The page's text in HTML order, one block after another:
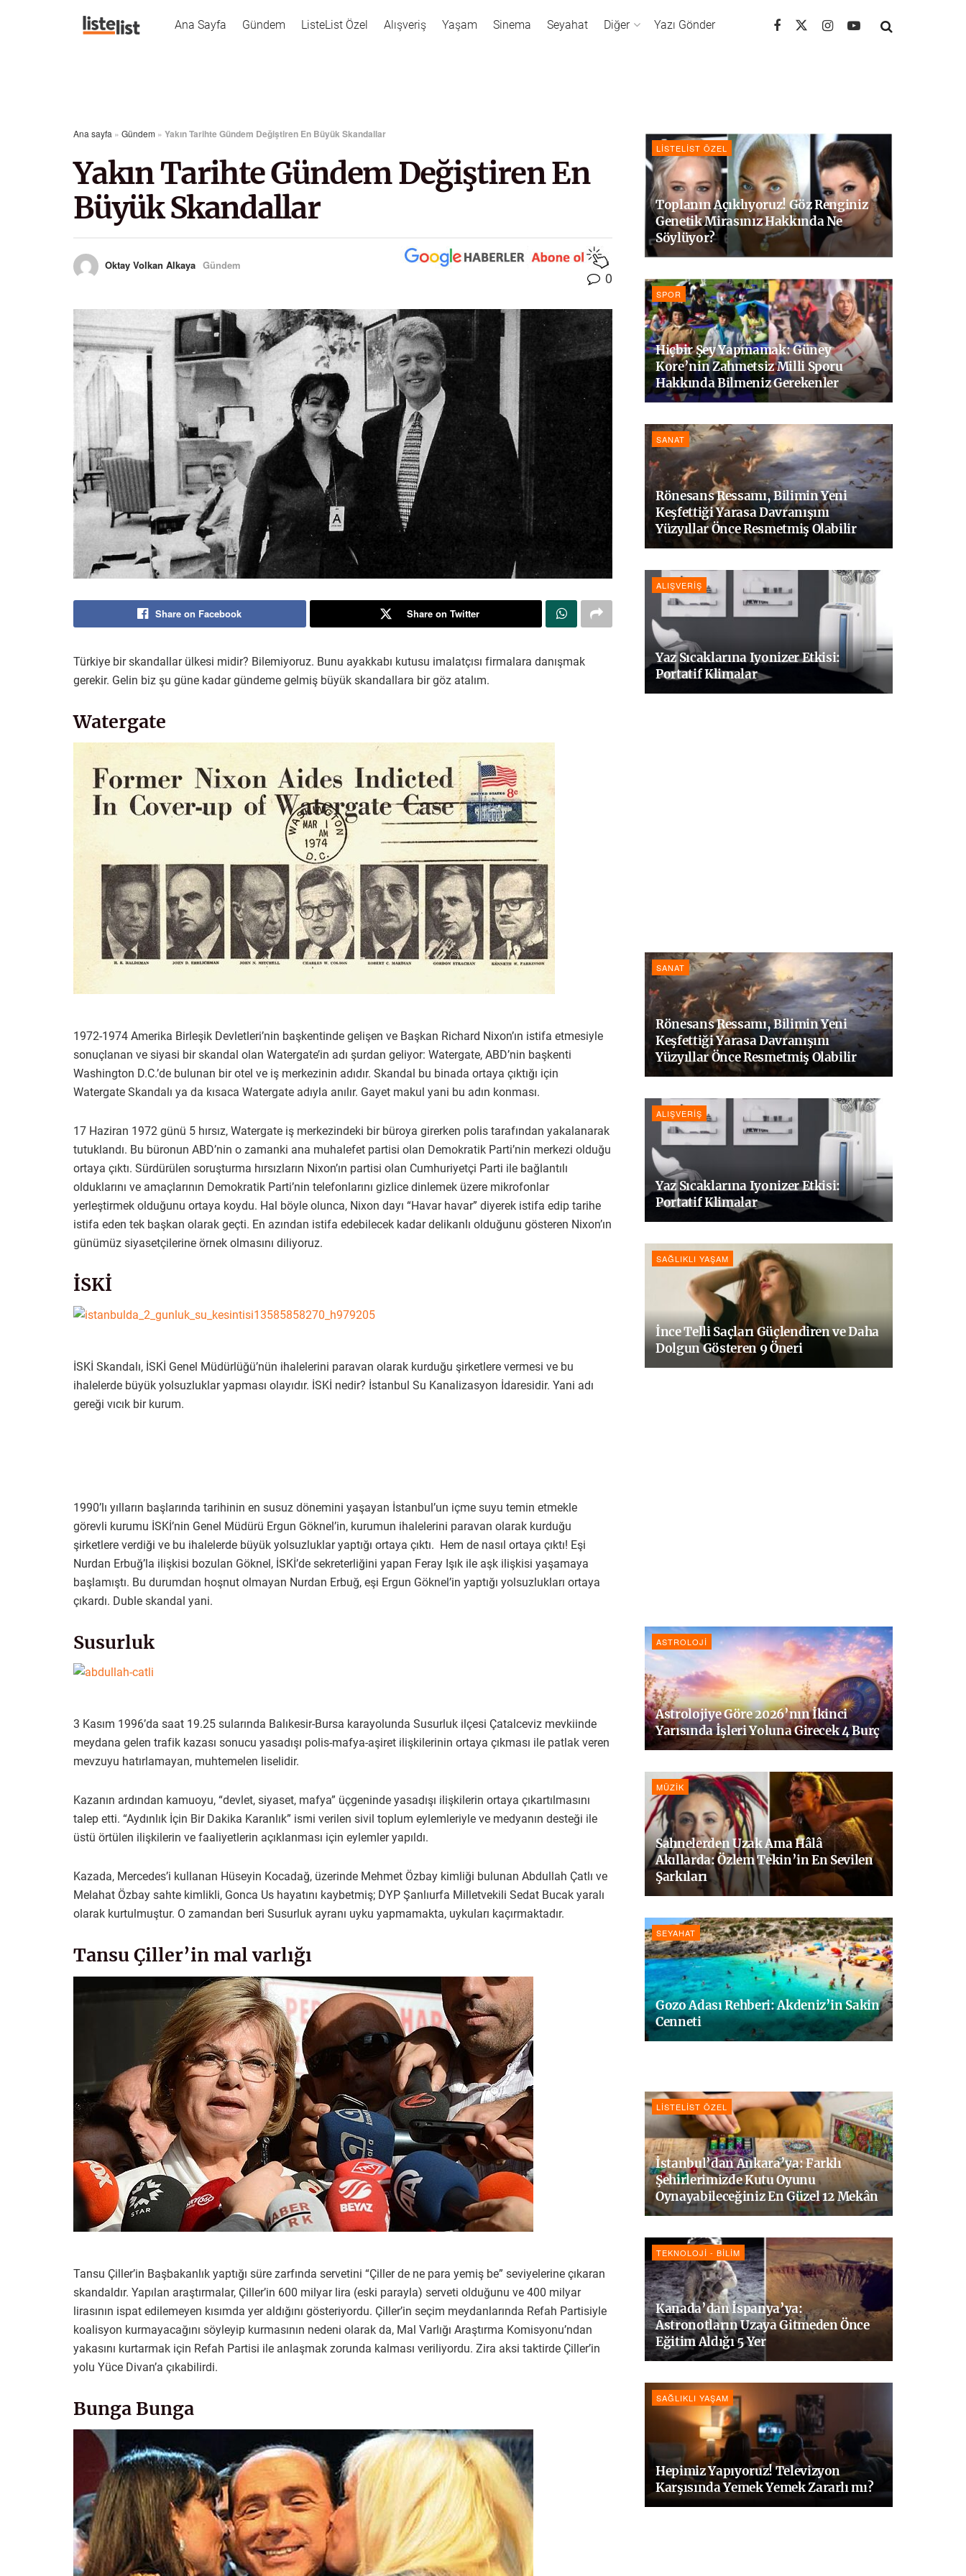
Ana Sayfa Gündem ListeList Özel Alışveriş Yaşam Sinema Seyahat Diğer Yazı Gönder
Ana sayfa » Gündem » Yakın Tarihte Gündem Değiştiren En Büyük Skandallar
Yakın Tarihte Gündem Değiştiren En
Büyük Skandallar
Oktay Volkan Alkaya Gündem
0
Share on Facebook Share on Twitter
Türkiye bir skandallar ülkesi midir? Bilemiyoruz. Bunu ayakkabı kutusu imalatçısı firmalara danışmak
gerekir. Gelin biz şu güne kadar gündeme gelmiş büyük skandallara bir göz atalım.
Watergate
1972-1974 Amerika Birleşik Devletleri’nin başkentinde gelişen ve Başkan Richard Nixon’ın istifa etmesiyle
sonuçlanan ve siyasi bir skandal olan Watergate’in adı şurdan geliyor: Watergate, ABD’nin başkenti
Washington D.C.’de bulunan bir otel ve iş merkezinin adıdır. Skandal bu binada ortaya çıktığı için
Watergate Skandalı ya da kısaca Watergate adıyla anılır. Gayet makul yani bu adın konması.
17 Haziran 1972 günü 5 hırsız, Watergate iş merkezindeki bir büroya girerken polis tarafından yakalanarak
tutuklandı. Bu büronun ABD’nin o zamanki ana muhalefet partisi olan Demokratik Parti’nin merkezi olduğu
ortaya çıktı. Sürdürülen soruşturma hırsızların Nixon’ın partisi olan Cumhuriyetçi Parti ile bağlantılı
olduklarını ve amaçlarının Demokratik Parti’nin telefonlarını gizlice dinlemek üzere mikrofonlar
yerleştirmek olduğunu ortaya koydu. Hal böyle olunca, Nixon dayı “Havar havar” diyerek istifa edip tarihe
istifa eden tek başkan olarak geçti. En azından istifa edebilecek kadar delikanlı olduğunu gösteren Nixon’ın
günümüz siyasetçilerine örnek olmasını diliyoruz.
İSKİ
İSKİ Skandalı, İSKİ Genel Müdürlüğü’nün ihalelerini paravan olarak kurduğu şirketlere vermesi ve bu
ihalelerde büyük yolsuzluklar yapması olayıdır. İSKİ nedir? İstanbul Su Kanalizasyon İdaresidir. Yani adı
gereği vıcık bir kurum.
1990’lı yılların başlarında tarihinin en susuz dönemini yaşayan İstanbul’un içme suyu temin etmekle
görevli kurumu İSKİ’nin Genel Müdürü Ergun Göknel’in, kurumun ihalelerini paravan olarak kurduğu
şirketlere verdiği ve bu ihalelerde büyük yolsuzluklar yaptığı ortaya çıktı. Hem de nasıl ortaya çıktı! Eşi
Nurdan Erbuğ’la ilişkisi bozulan Göknel, İSKİ’de sekreterliğini yapan Feray Işık ile aşk ilişkisi yaşamaya
başlamıştı. Bu durumdan hoşnut olmayan Nurdan Erbuğ, eşi Ergun Göknel’in yaptığı yolsuzlukları ortaya
çıkardı. Duble skandal yani.
Susurluk
3 Kasım 1996’da saat 19.25 sularında Balıkesir-Bursa karayolunda Susurluk ilçesi Çatalceviz mevkiinde
meydana gelen trafik kazası sonucu yasadışı polis-mafya-aşiret ilişkilerinin ortaya çıkması ile patlak veren
mevzuyu hatırlamayan, muhtemelen liselidir.
Kazanın ardından kamuoyu, “devlet, siyaset, mafya” üçgeninde yasadışı ilişkilerin ortaya çıkartılmasını
talep etti. “Aydınlık İçin Bir Dakika Karanlık” ismi verilen sivil toplum eylemleriyle ve medyanın desteği ile
üstü örtülen ilişkilerin ve faaliyetlerin açıklanması için eylemler yapıldı.
Kazada, Mercedes’i kullanan Hüseyin Kocadağ, üzerinde Mehmet Özbay kimliği bulunan Abdullah Çatlı ve
Melahat Özbay sahte kimlikli, Gonca Us hayatını kaybetmiş; DYP Şanlıurfa Milletvekili Sedat Bucak yaralı
olarak kurtulmuştur. O zamandan beri Susurluk ayranı uyku yapmamakta, uykuları kaçırmaktadır.
Tansu Çiller’in mal varlığı
Tansu Çiller’in Başbakanlık yaptığı süre zarfında servetini “Çiller de ne para yemiş be” seviyelerine çıkaran
skandaldır. Yapılan araştırmalar, Çiller’in 600 milyar lira (eski parayla) serveti olduğunu ve 400 milyar
lirasının ispat edilemeyen kısımda yer aldığını gösteriyordu. Çiller’in seçim meydanlarında Refah Partisiyle
koalisyon kurmayacağını söyleyip kurmasının nedeni olarak da, Mal Varlığı Araştırma Komisyonu’ndan
yakasını kurtarmak için Refah Partisi ile anlaşmak zorunda kalması veriliyordu. Zira aksi taktirde Çiller’in
yolu Yüce Divan’a çıkabilirdi.
Bunga Bunga
LISTELIST ÖZEL
Toplanın Açıklıyoruz! Göz Renginiz
Genetik Mirasınız Hakkında Ne
Söylüyor?
SPOR
Hiçbir Şey Yapmamak: Güney
Kore’nin Zahmetsiz Milli Sporu
Hakkında Bilmeniz Gerekenler
SANAT
Rönesans Ressamı, Bilimin Yeni
Keşfettiği Yarasa Davranışını
Yüzyıllar Önce Resmetmiş Olabilir
ALIŞVERIŞ
Yaz Sıcaklarına Iyonizer Etkisi:
Portatif Klimalar
SANAT
Rönesans Ressamı, Bilimin Yeni
Keşfettiği Yarasa Davranışını
Yüzyıllar Önce Resmetmiş Olabilir
ALIŞVERIŞ
Yaz Sıcaklarına Iyonizer Etkisi:
Portatif Klimalar
SAĞLIKLI YAŞAM
İnce Telli Saçları Güçlendiren ve Daha
Dolgun Gösteren 9 Öneri
ASTROLOJI
Astrolojiye Göre 2026’nın İkinci
Yarısında İşleri Yoluna Girecek 4 Burç
MÜZIK
Sahnelerden Uzak Ama Hâlâ
Akıllarda: Özlem Tekin’in En Sevilen
Şarkıları
SEYAHAT
Gozo Adası Rehberi: Akdeniz’in Sakin
Cenneti
LISTELIST ÖZEL
İstanbul’dan Ankara’ya: Farklı
Şehirlerimizde Kutu Oyunu
Oynayabileceğiniz En Güzel 12 Mekân
TEKNOLOJI - BILIM
Kanada’dan İspanya’ya:
Astronotların Uzaya Gitmeden Önce
Eğitim Aldığı 5 Yer
SAĞLIKLI YAŞAM
Hepimiz Yapıyoruz! Televizyon
Karşısında Yemek Yemek Zararlı mı?